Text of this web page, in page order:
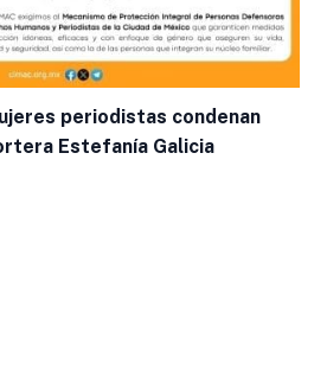
periodistas condenan
Estefanía Galicia